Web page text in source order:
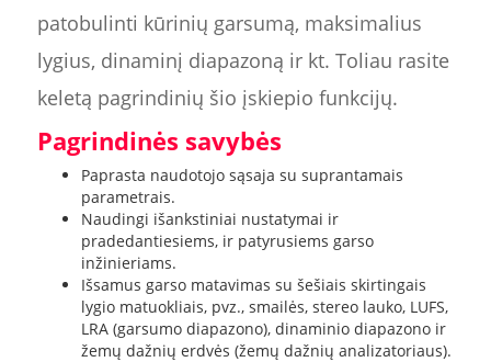
patobulinti kūrinių garsumą, maksimalius
lygius, dinaminį diapazoną ir kt. Toliau rasite
keletą pagrindinių šio įskiepio funkcijų.
Pagrindinės savybės
Paprasta naudotojo sąsaja su suprantamais
parametrais.
Naudingi išankstiniai nustatymai ir
pradedantiesiems, ir patyrusiems garso
inžinieriams.
Išsamus garso matavimas su šešiais skirtingais
lygio matuokliais, pvz., smailės, stereo lauko, LUFS,
LRA (garsumo diapazono), dinaminio diapazono ir
žemų dažnių erdvės (žemų dažnių analizatoriaus).